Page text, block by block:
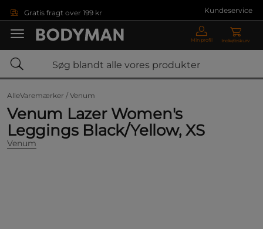
Gratis fragt over 199 kr Kundeservice
Min profil Indkøbskurv
AlleVaremærker / Venum
Venum Lazer Women's
Leggings Black/Yellow, XS
Venum